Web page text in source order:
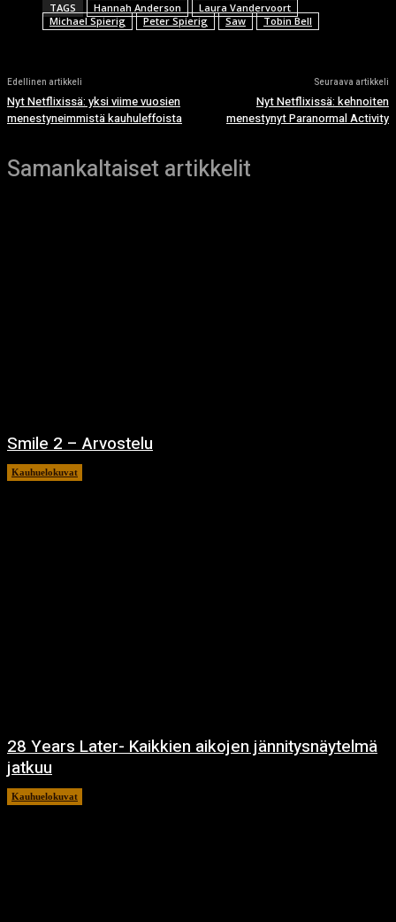
TAGS Hannah Anderson
Laura Vandervoort
Michael Spierig
Peter Spierig Saw Tobin Bell
Edellinen artikkeli
Nyt Netflixissä: yksi viime vuosien
menestyneimmistä kauhuleffoista
Seuraava artikkeli
Nyt Netflixissä: kehnoiten
menestynyt Paranormal Activity
Samankaltaiset artikkelit
Smile 2 – Arvostelu
Kauhuelokuvat
28 Years Later- Kaikkien aikojen jännitysnäytelmä
jatkuu
Kauhuelokuvat